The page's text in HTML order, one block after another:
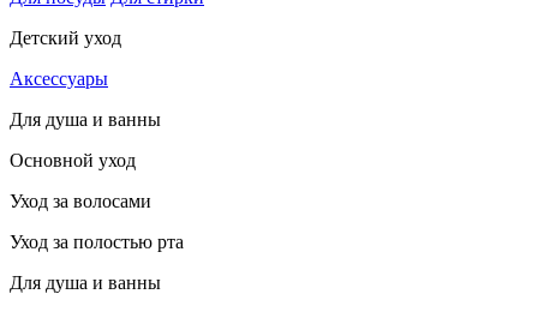
Детский уход
Аксессуары
Для душа и ванны
Основной уход
Уход за волосами
Уход за полостью рта
Для душа и ванны